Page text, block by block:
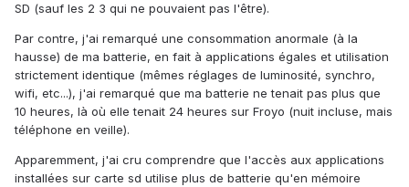
SD (sauf les 2 3 qui ne pouvaient pas l'être).
Par contre, j'ai remarqué une consommation anormale (à la
hausse) de ma batterie, en fait à applications égales et utilisation
strictement identique (mêmes réglages de luminosité, synchro,
wifi, etc...), j'ai remarqué que ma batterie ne tenait pas plus que
10 heures, là où elle tenait 24 heures sur Froyo (nuit incluse, mais
téléphone en veille).
Apparemment, j'ai cru comprendre que l'accès aux applications
installées sur carte sd utilise plus de batterie qu'en mémoire